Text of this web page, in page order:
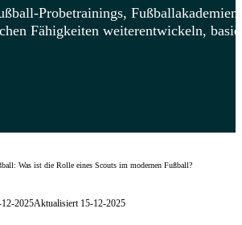
Probetrainings,
Fähigkeiten weiterentwickeln,
Was ist die Rolle eines Scouts im modernen Fußball?
2025Aktualisiert 15-12-2025